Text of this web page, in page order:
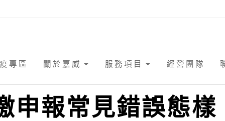
專區 關於嘉威 服務項目 經營團隊
申報常見錯誤態樣